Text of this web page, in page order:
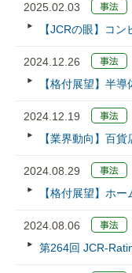
2025.02.03
【JCRの眼】コ
2024.12.26
【格付展望】半導
2024.12.19
【業界動向】百
2024.08.29
【格付展望】ホ
2024.08.06
第264回